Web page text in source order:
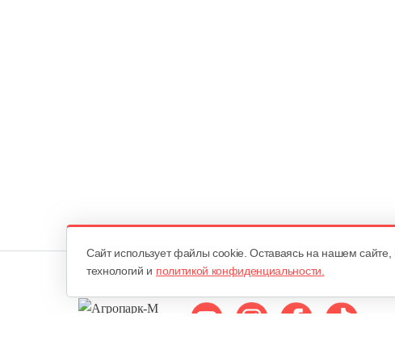
Cайт использует файлы cookie. Оставаясь на нашем
технологий и политикой конфиденциальности.